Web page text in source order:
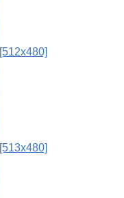
[512x480]
[513x480]